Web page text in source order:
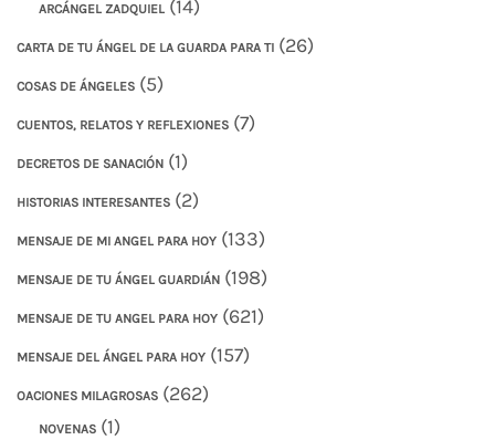
ARCÁNGEL ZADQUIEL (14)
CARTA DE TU ÁNGEL DE LA GUARDA PARA TI (26)
COSAS DE ÁNGELES (5)
CUENTOS, RELATOS Y REFLEXIONES (7)
DECRETOS DE SANACIÓN (1)
HISTORIAS INTERESANTES (2)
MENSAJE DE MI ANGEL PARA HOY (133)
MENSAJE DE TU ÁNGEL GUARDIÁN (198)
MENSAJE DE TU ANGEL PARA HOY (621)
MENSAJE DEL ÁNGEL PARA HOY (157)
OACIONES MILAGROSAS (262)
NOVENAS (1)